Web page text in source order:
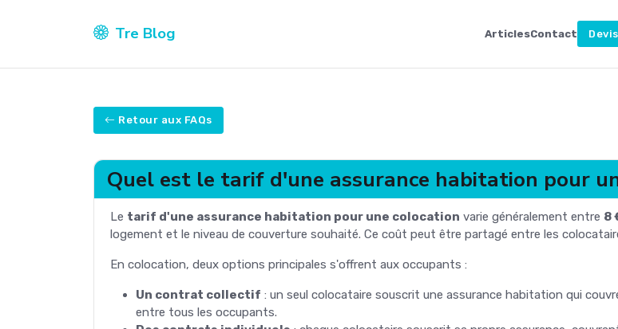
Tre Blog ArticlesContact Devis
Retour aux FAQs
Quel est le tarif d'une assurance habitation pour
Le tarif d'une assurance habitation pour une colocation varie généralement entre 8
logement et le niveau de couverture souhaité. Ce coût peut être partagé entre les
En colocation, deux options principales s'offrent aux occupants :
Un contrat collectif : un seul colocataire souscrit une assurance habitation qui
entre tous les occupants.